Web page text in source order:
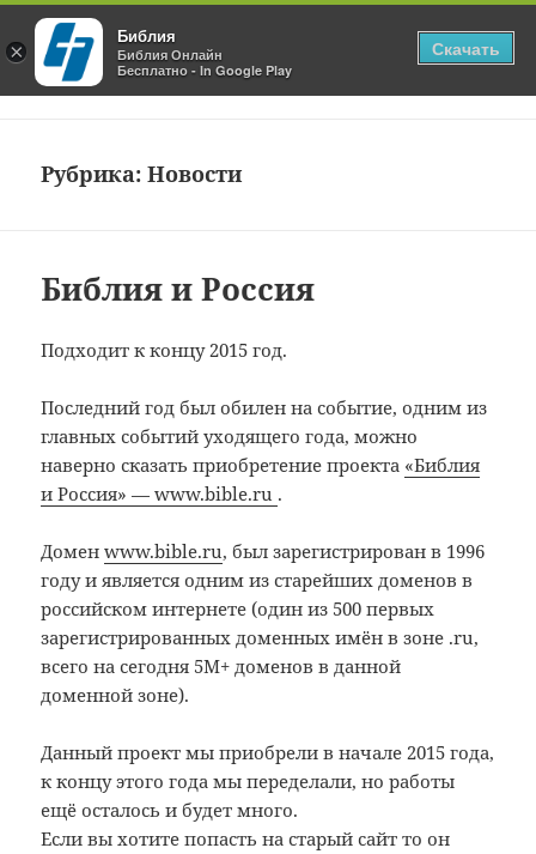
Блог Библия Онлайн
МЕНЮ
Рубрика:Новости
Библия и Россия
Подходит к концу 2015 год.
Последний год был обилен на событие, одним из
главных событий уходящего года, можно
наверно сказать приобретение проекта «Библия
и Россия» — www.bible.ru .
Доменwww.bible.ru, был зарегистрирован в 1996
году и является одним из старейших доменов в
российском интернете (один из 500 первых
зарегистрированных доменных имён в зоне .ru,
всего на сегодня 5М+ доменов в данной
доменной зоне).
Данный проект мы приобрели в начале 2015 года,
к концу этого года мы переделали, но работы
ещё осталось и будет много.
Если вы хотите попасть на старый сайт то он
×
Библия
Библия Онлайн
Бесплатно - In Google Play
Скачать